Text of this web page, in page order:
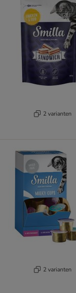
2 varianten
2 varianten